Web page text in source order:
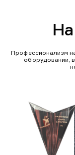
Профессионализм
оборудовании,